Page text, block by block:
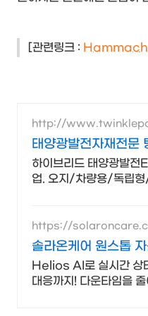
[관련링크 :
http://
태양광발전자재전문
소
하이브리드 태양광발전
업. 오지/차량용/독립
https://
솔라온케어 원스톱 자
10년보증 인버터교체
Helios AI로 실시간 상
대응까지! 다운타임을